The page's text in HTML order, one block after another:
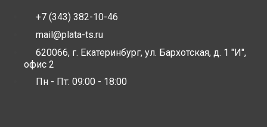
+7 (343) 382-10-46
mail@plata-ts.ru
620066, г. Екатеринбург, ул. Бархотская, д. 1 "И",
офис 2
Пн - Пт: 09:00 - 18:00